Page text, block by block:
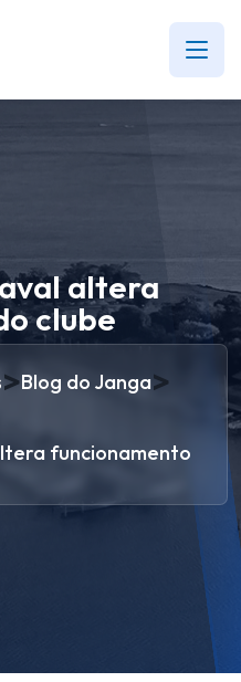
altera
clube
>Blog do Janga>
funcionamento